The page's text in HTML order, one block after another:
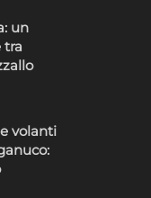
un
tra
volanti